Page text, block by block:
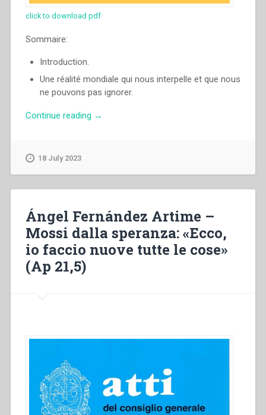
click to download pdf
Sommaire:
Introduction.
Une réalité mondiale qui nous interpelle et que nous
ne pouvons pas ignorer.
Continue reading “Ángel
que
je
fais
2021”
→
18 July 2023
Ángel Fernández Artime –
Mossi dalla speranza: «Ecco,
io faccio nuove tutte le cose»
(Ap 21,5)